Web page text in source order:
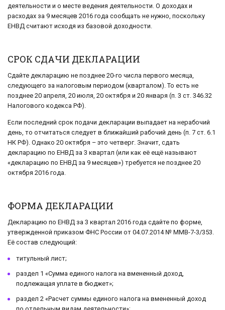
деятельности и о месте ведения деятельности. О доходах и
расходах за 9 месяцев 2016 года сообщать не нужно, поскольку
ЕНВД считают исходя из базовой доходности.
СРОК СДАЧИ ДЕКЛАРАЦИИ
Сдайте декларацию не позднее 20-го числа первого месяца,
следующего за налоговым периодом (кварталом). То есть не
позднее 20 апреля, 20 июля, 20 октября и 20 января (п. 3 ст. 346.32
Налогового кодекса РФ).
Если последний срок подачи декларации выпадает на нерабочий
день, то отчитаться следует в ближайший рабочий день (п. 7 ст. 6.1
НК РФ). Однако 20 октября – это четверг. Значит, сдать
декларацию по ЕНВД за 3 квартал (или как её ещё называют
«декларацию по ЕНВД за 9 месяцев») требуется не позднее 20
октября 2016 года.
ФОРМА ДЕКЛАРАЦИИ
Декларацию по ЕНВД за 3 квартал 2016 года сдайте по форме,
утвержденной приказом ФНС России от 04.07.2014 № ММВ-7-3/353.
Её состав следующий:
титульный лист;
раздел 1 «Сумма единого налога на вмененный доход,
подлежащая уплате в бюджет»;
раздел 2 «Расчет суммы единого налога на вмененный доход